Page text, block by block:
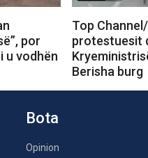
por
u vodhën
Top
protestuesit
Berisha burg
Bota
Opinion